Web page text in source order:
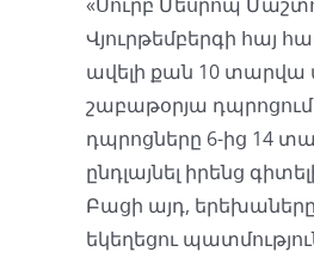
Վյուրթեմբերգի հայ
ավելի քան 10 տարվա
շաբաթօրյա դպրոցում։ «Սուրբ Մեսրոպ Մաշտոց»
դպրոցները 6-ից 14
ընդլայնել իրենց
Բացի այդ,
եկեղեցու